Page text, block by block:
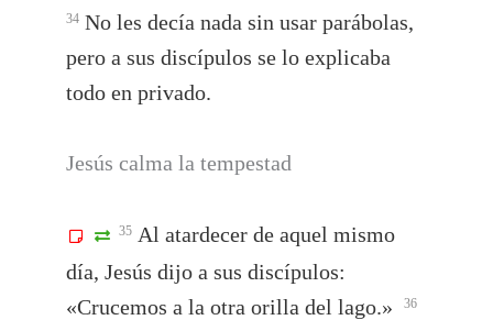
34 No les decía nada sin usar parábolas,
pero a sus discípulos se lo explicaba
todo en privado.
Jesús calma la tempestad
35 Al atardecer de aquel mismo
día, Jesús dijo a sus discípulos:
«Crucemos a la otra orilla del lago.»
36